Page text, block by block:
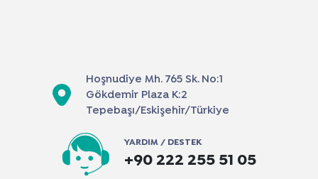
Hoşnudiye Mh. 765 Sk. No:1
Gökdemir Plaza K:2
Tepebaşı/Eskişehir/Türkiye
YARDIM / DESTEK
+90 222 255 51 05